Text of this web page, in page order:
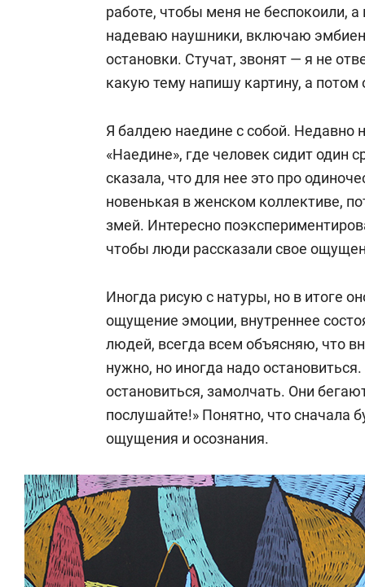
работе, чтобы меня не беспокоили,
надеваю наушники, включаю
остановки. Стучат, звонят — я не
какую тему напишу картину, а
Я балдею наедине с собой. Недавно
«Наедине», где человек сидит один
сказала, что для нее это про
новенькая в женском коллективе,
змей. Интересно
чтобы люди рассказали свое
Иногда рисую с натуры, но в итоге
ощущение эмоции, внутреннее
людей, всегда всем объясняю, что
нужно, но иногда надо
остановиться, замолчать. Они
послушайте!» Понятно, что сначала
ощущения и осознания.